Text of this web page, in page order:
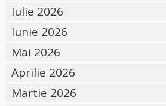
Iulie 2026
Iunie 2026
Mai 2026
Aprilie 2026
Martie 2026